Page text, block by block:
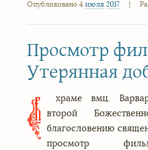
Опубликовано 4 июля 2017 |
Просмотр
Утерянная
В
храме вмц.
второй
благословению
просмотр